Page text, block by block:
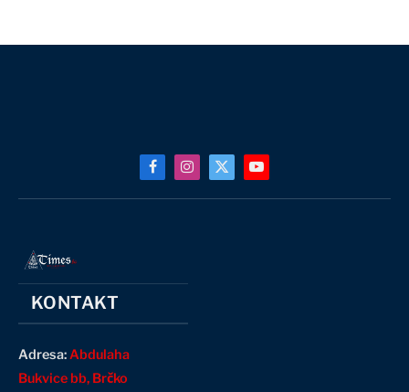
FacebookInstagram
X
YouTube
KONTAKT
Adresa:Abdulaha
Bukvice bb, Brčko